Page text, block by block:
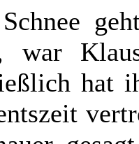
war
hat